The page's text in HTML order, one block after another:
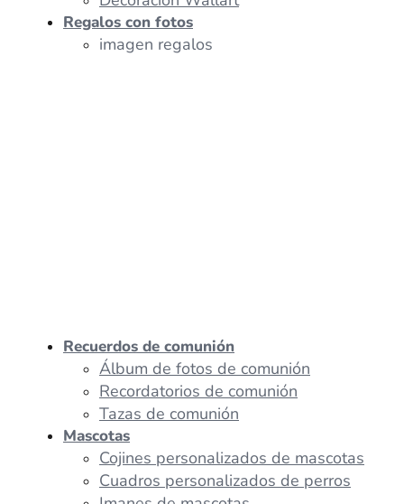
Regalos con fotos
imagen regalos
Recuerdos de comunión
Álbum de fotos de comunión
Recordatorios de comunión
Tazas de comunión
Mascotas
Cojines personalizados de mascotas
Cuadros personalizados de perros